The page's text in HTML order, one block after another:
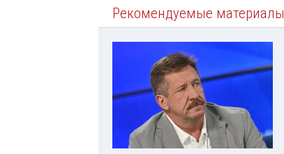
Рекомендуемые материалы